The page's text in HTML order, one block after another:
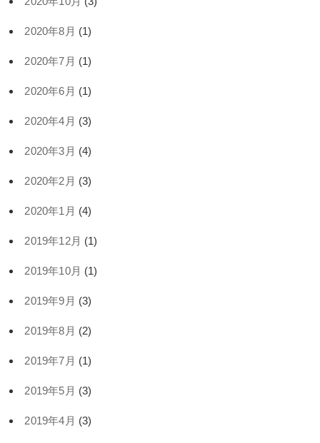
2020年8月 (1)
2020年7月 (1)
2020年6月 (1)
2020年4月 (3)
2020年3月 (4)
2020年2月 (3)
2020年1月 (4)
2019年12月 (1)
2019年10月 (1)
2019年9月 (3)
2019年8月 (2)
2019年7月 (1)
2019年5月 (3)
2019年4月 (3)